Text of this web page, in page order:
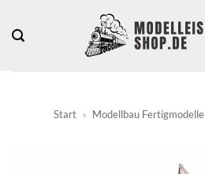
Inhalt
Start » Modellbau Fertigmodelle